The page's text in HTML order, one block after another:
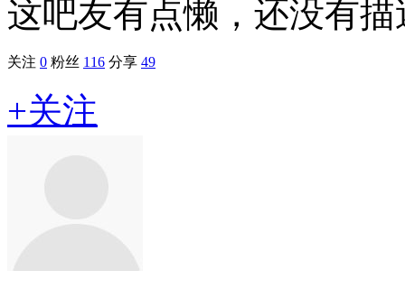
这吧友有点懒，还没有描
关注 0 粉丝 116 分享 49
+关注